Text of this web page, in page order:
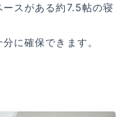
スがある約7.5帖の寝
に確保できます。